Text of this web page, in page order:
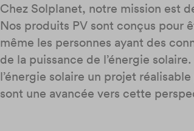
Chez Solplanet, notre mission est
Nos produits PV sont conçus pour
même les personnes ayant des
de la puissance de l’énergie
l’énergie solaire un projet
sont une avancée vers cette